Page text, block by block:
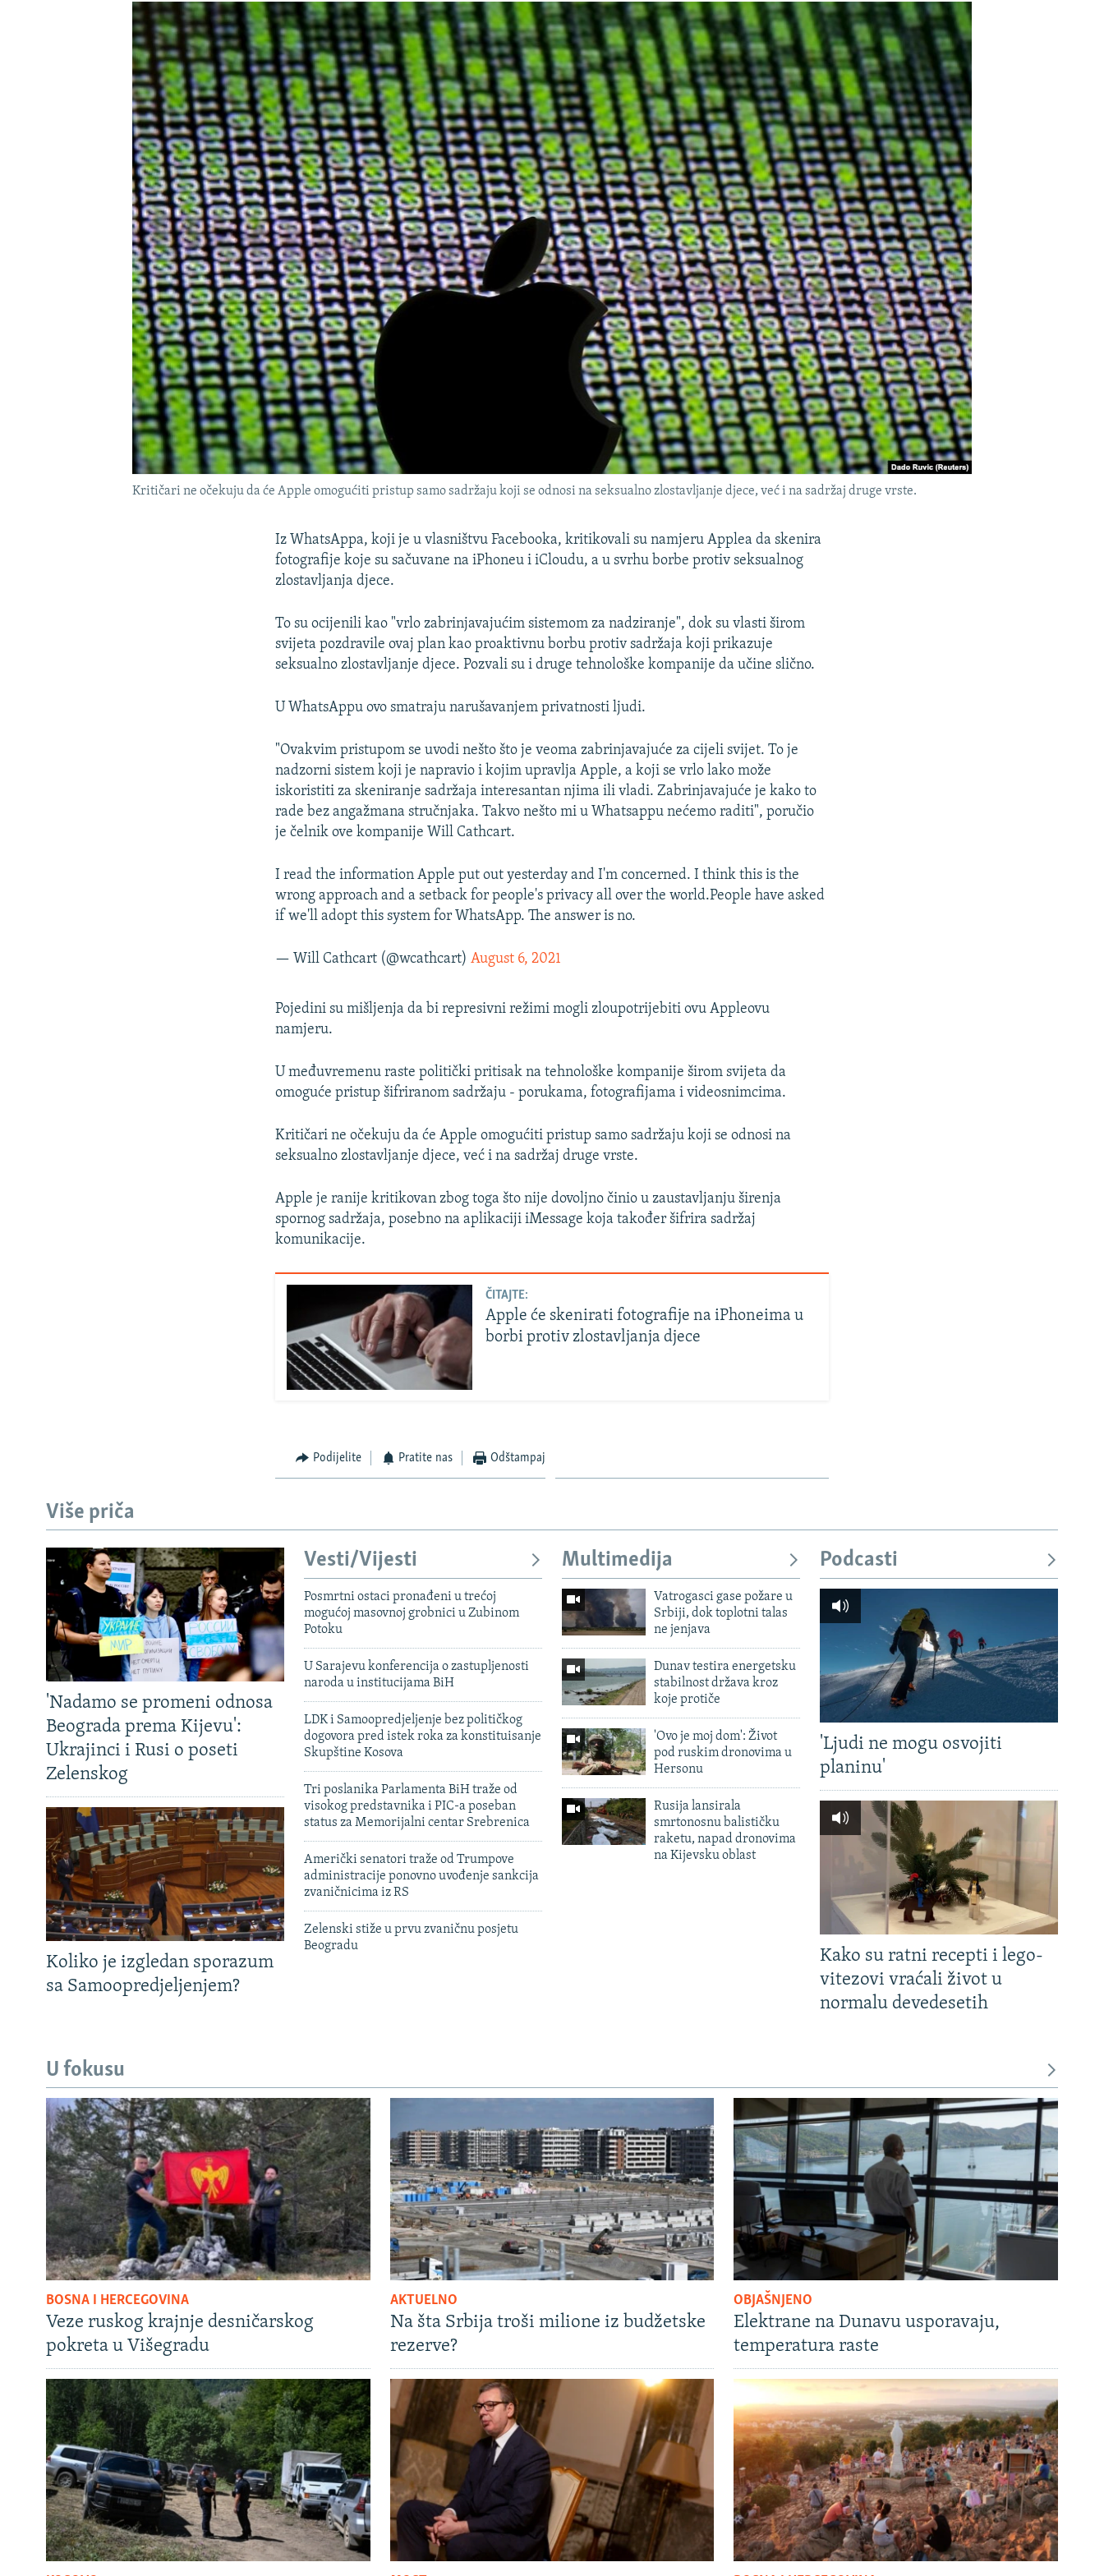
GENOCID U SREBRENICI
POPLAVE I KLIZIŠTA U BIH 2024.
TRI DECENIJE OD RATA U BIH
NASTANAK I RASPAD JUGOSLAVIJE
Kritičari ne očekuju da će Apple omogućiti pristup samo sadržaju koji se odnosi na seksualno zlostavljanje djece, već i na sadržaj druge vrste.
Iz WhatsAppa, koji je u vlasništvu Facebooka, kritikovali su namjeru Applea da skenira
fotografije koje su sačuvane na iPhoneu i iCloudu, a u svrhu borbe protiv seksualnog
zlostavljanja djece.
To su ocijenili kao "vrlo zabrinjavajućim sistemom za nadziranje", dok su vlasti širom
svijeta pozdravile ovaj plan kao proaktivnu borbu protiv sadržaja koji prikazuje
seksualno zlostavljanje djece. Pozvali su i druge tehnološke kompanije da učine slično.
U WhatsAppu ovo smatraju narušavanjem privatnosti ljudi.
"Ovakvim pristupom se uvodi nešto što je veoma zabrinjavajuće za cijeli svijet. To je
nadzorni sistem koji je napravio i kojim upravlja Apple, a koji se vrlo lako može
iskoristiti za skeniranje sadržaja interesantan njima ili vladi. Zabrinjavajuće je kako to
rade bez angažmana stručnjaka. Takvo nešto mi u Whatsappu nećemo raditi", poručio
je čelnik ove kompanije Will Cathcart.
I read the information Apple put out yesterday and I'm concerned. I think this is the
wrong approach and a setback for people's privacy all over the world.People have asked
if we'll adopt this system for WhatsApp. The answer is no.
— Will Cathcart (@wcathcart)August 6, 2021
Pojedini su mišljenja da bi represivni režimi mogli zloupotrijebiti ovu Appleovu
namjeru.
U međuvremenu raste politički pritisak na tehnološke kompanije širom svijeta da
omoguće pristup šifriranom sadržaju - porukama, fotografijama i videosnimcima.
Kritičari ne očekuju da će Apple omogućiti pristup samo sadržaju koji se odnosi na
seksualno zlostavljanje djece, već i na sadržaj druge vrste.
Apple je ranije kritikovan zbog toga što nije dovoljno činio u zaustavljanju širenja
spornog sadržaja, posebno na aplikaciji iMessage koja također šifrira sadržaj
komunikacije.
ČITAJTE:
Apple će skenirati fotografije na iPhoneima u
borbi protiv zlostavljanja djece
Podijelite Pratite nas Odštampaj
Više priča
'Nadamo se promeni odnosa
Beograda prema Kijevu':
Ukrajinci i Rusi o poseti
Zelenskog
Koliko je izgledan sporazum
sa Samoopredjeljenjem?
Vesti/Vijesti
Posmrtni ostaci pronađeni u trećoj
mogućoj masovnoj grobnici u Zubinom
Potoku
U Sarajevu konferencija o zastupljenosti
naroda u institucijama BiH
LDK i Samoopredjeljenje bez političkog
dogovora pred istek roka za konstituisanje
Skupštine Kosova
Tri poslanika Parlamenta BiH traže od
visokog predstavnika i PIC-a poseban
status za Memorijalni centar Srebrenica
Američki senatori traže od Trumpove
administracije ponovno uvođenje sankcija
zvaničnicima iz RS
Zelenski stiže u prvu zvaničnu posjetu
Beogradu
Multimedija
Vatrogasci gase požare u
Srbiji, dok toplotni talas
ne jenjava
Dunav testira energetsku
stabilnost država kroz
koje protiče
'Ovo je moj dom': Život
pod ruskim dronovima u
Hersonu
Rusija lansirala
smrtonosnu balističku
raketu, napad dronovima
na Kijevsku oblast
Podcasti
'Ljudi ne mogu osvojiti
planinu'
Kako su ratni recepti i lego-
vitezovi vraćali život u
normalu devedesetih
U fokusu
BOSNA I HERCEGOVINA
Veze ruskog krajnje desničarskog
pokreta u Višegradu
AKTUELNO
Na šta Srbija troši milione iz budžetske
rezerve?
OBJAŠNJENO
Elektrane na Dunavu usporavaju,
temperatura raste